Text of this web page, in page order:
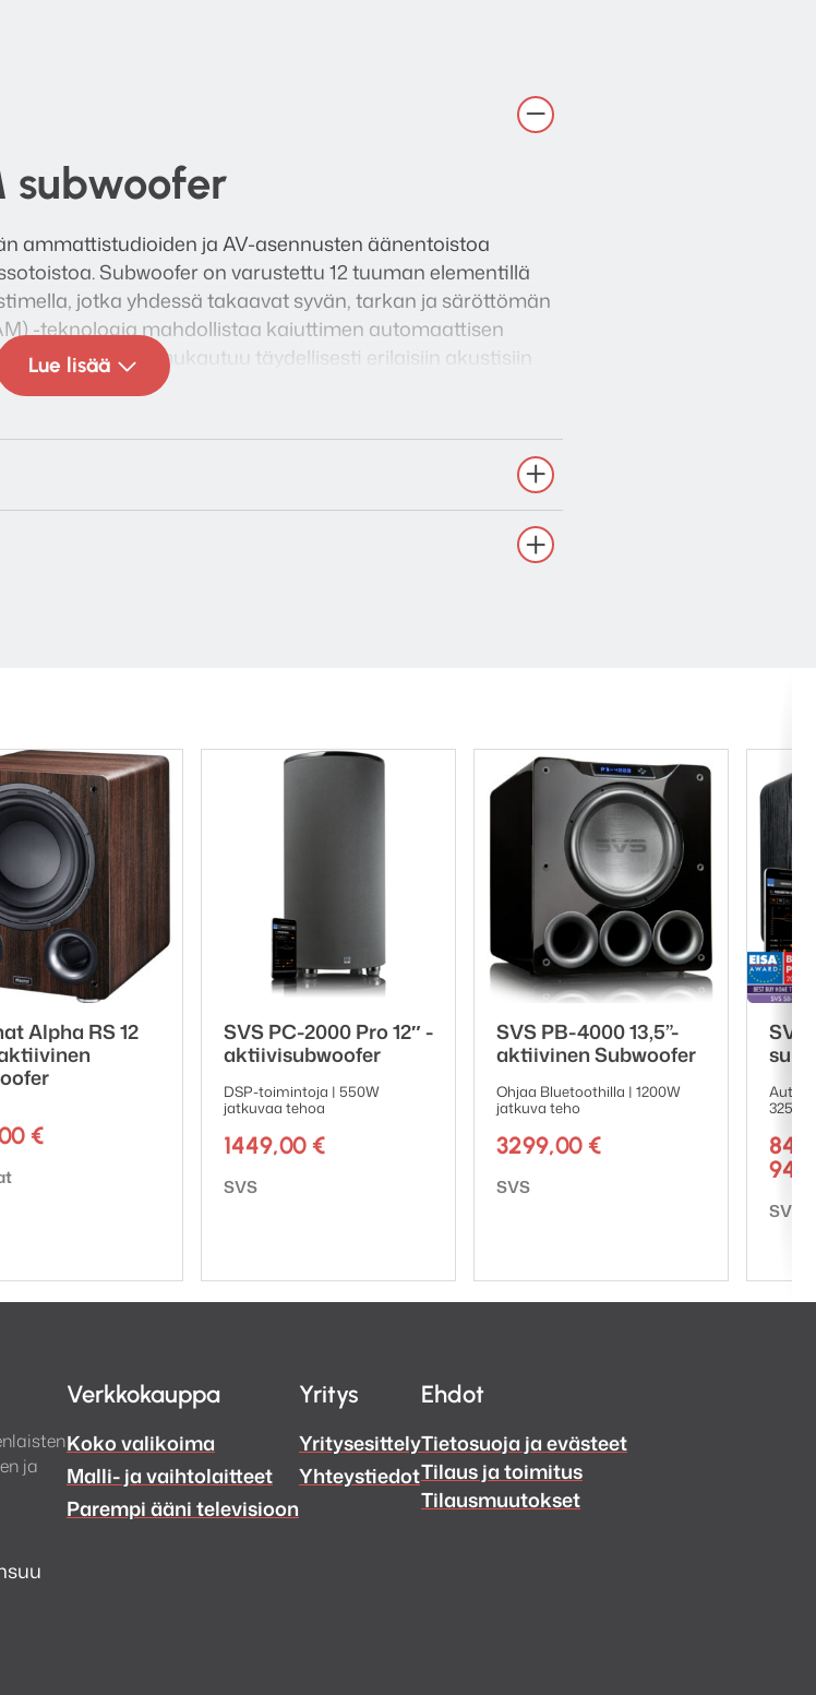
subwoofer
ammattistudioiden ja AV-asennusten äänentoistoa
Subwoofer on varustettu 12 tuuman elementillä
jotka yhdessä takaavat syvän, tarkan ja säröttömän
-teknologia mahdollistaa kaiuttimen automaattisen
subwoofer mukautuu täydellisesti erilaisiin akustisiin
analogiset ja AES/EBU-digitaaliset sisääntulot,
laadukas ja hallittu matalataajuustoisto esimerkiksi
asennettuihin AV-ratkaisuihin.
Lue lisää
Alpha RS 12
aktiivinen
€
SVS PC-2000 Pro 12″ -
aktiivisubwoofer
DSP-toimintoja | 550W
jatkuvaa tehoa
1449,00 €
Tuotemerkki:
SVS
SVS PB-4000 13,5”-
aktiivinen Subwoofer
Ohjaa Bluetoothilla | 1200W
jatkuva teho
3299,00 €
Tuotemerkki:
SVS
SVS
325W
SVS
ja
Verkkokauppa
Koko valikoima
Malli- ja vaihtolaitteet
Parempi ääni televisioon
Yritys
Yritysesittely
Yhteystiedot
Ehdot
Tietosuoja ja evästeet
Tilaus ja toimitus
Tilausmuutokset